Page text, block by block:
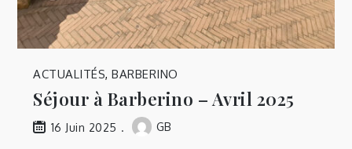
ACTUALITÉS,BARBERINO
Séjour à Barberino – Avril 2025
16 Juin 2025 GB